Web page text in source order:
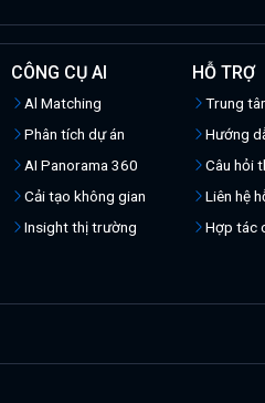
CÔNG CỤ AI
Al Matching
Phân tích dự án
AI Panorama 360
Cải tạo không gian
Insight thị trường
HỖ TRỢ
Trung
Hướng
Câu hỏi
Liên hệ
Hợp tác